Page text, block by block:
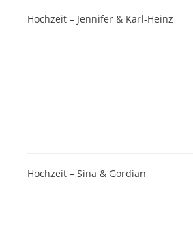
Hochzeit – Jennifer & Karl-Heinz
Hochzeit – Sina & Gordian